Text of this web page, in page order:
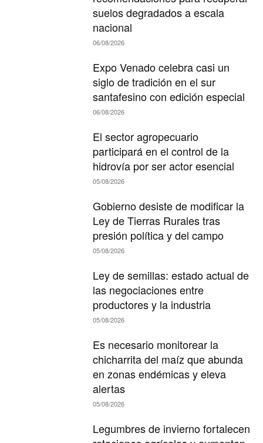
suelos degradados a escala
nacional
06/08/2026
Expo Venado celebra casi un
siglo de tradición en el sur
santafesino con edición especial
06/08/2026
El sector agropecuario
participará en el control de la
hidrovía por ser actor esencial
05/08/2026
Gobierno desiste de modificar la
Ley de Tierras Rurales tras
presión política y del campo
05/08/2026
Ley de semillas: estado actual de
las negociaciones entre
productores y la industria
05/08/2026
Es necesario monitorear la
chicharrita del maíz que abunda
en zonas endémicas y eleva
alertas
05/08/2026
Legumbres de invierno fortalecen